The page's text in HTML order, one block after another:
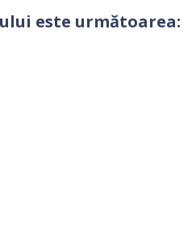
este următoarea: